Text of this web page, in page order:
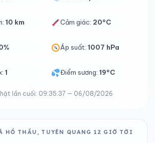
10 km Cảm giác: 20°C
Áp suất:1007 hPa
1 Điểm sương:19°C
lần cuối: 09:35:37 — 06/08/2026
HỒ THẦU, TUYÊN QUANG 12 GIỜ TỚI